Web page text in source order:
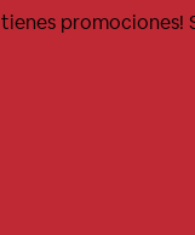
promociones!